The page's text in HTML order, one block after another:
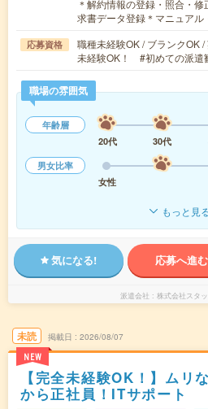
＊解約情報の登録・照合・
求書データ登録＊マニュア
応募資格
職種未経験OK / ブランクOK
未経験OK！ #初めての派遣
職場の雰囲気
年齢層
20代
30代
男女比率
女性
もっと見
気になる! 応募へ進む
派遣会社 株式会社スタ
未読
NEW
掲載日 2026/08/07
【完全未経験OK！】ムリ
から正社員！ITサポート